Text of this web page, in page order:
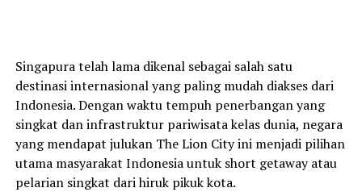
Singapura telah lama dikenal sebagai salah satu
destinasi internasional yang paling mudah diakses dari
Indonesia. Dengan waktu tempuh penerbangan yang
singkat dan infrastruktur pariwisata kelas dunia, negara
yang mendapat julukan The Lion City ini menjadi pilihan
utama masyarakat Indonesia untuk short getaway atau
pelarian singkat dari hiruk pikuk kota.